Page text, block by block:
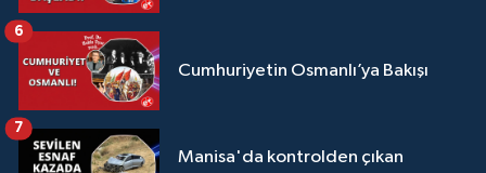
Cumhuriyetin Osmanlı’ya Bakışı
6
Manisa'da kontrolden çıkan
7